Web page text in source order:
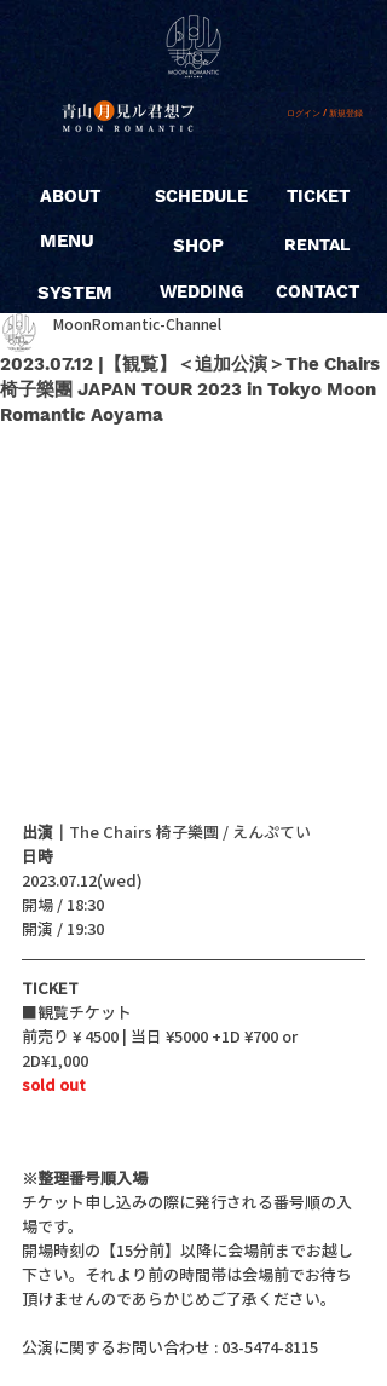
ログイン / 新規登録
ABOUT
MENU
SYSTEM
SCHEDULE
SHOP
WEDDING
TICKET
RENTAL
CONTACT
2023.07.12 |【観覧】＜追加公演＞The Chairs
椅子樂團 JAPAN TOUR 2023 in Tokyo Moon
Romantic Aoyama
MoonRomantic-Channel
出演｜ The Chairs 椅子樂團 / えんぷてい
日時
2023.07.12(wed)
開場 / 18:30
開演 / 19:30
TICKET
■観覧チケット
前売り ¥ 4500 | 当日 ¥5000 +1D ¥700 or
2D¥1,000
sold out
※整理番号順入場
チケット申し込みの際に発行される番号順の入
場です。
開場時刻の【15分前】以降に会場前までお越し
下さい。それより前の時間帯は会場前でお待ち
頂けませんのであらかじめご了承ください。
公演に関するお問い合わせ : 03-5474-8115